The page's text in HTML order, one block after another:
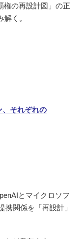
権の再設計図」の正
く。
それぞれの
とマイクロソフ
携関係を「再設計」